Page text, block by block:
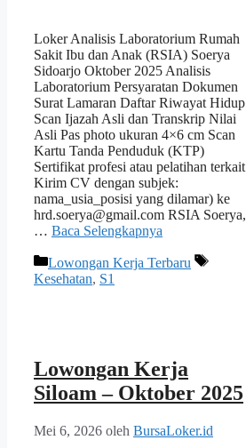
Loker Analisis Laboratorium Rumah
Sakit Ibu dan Anak (RSIA) Soerya
Sidoarjo Oktober 2025 Analisis
Laboratorium Persyaratan Dokumen
Surat Lamaran Daftar Riwayat Hidup
Scan Ijazah Asli dan Transkrip Nilai
Asli Pas photo ukuran 4×6 cm Scan
Kartu Tanda Penduduk (KTP)
Sertifikat profesi atau pelatihan terkait
Kirim CV dengan subjek:
nama_usia_posisi yang dilamar) ke
hrd.soerya@gmail.com RSIA Soerya,
… Baca Selengkapnya
Kategori
Lowongan Kerja Terbaru
Tag
Kesehatan, S1
Lowongan Kerja
Siloam – Oktober 2025
Mei 6, 2026 oleh BursaLoker.id